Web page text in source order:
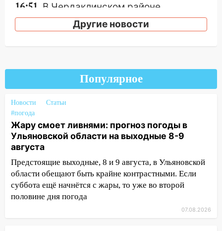
16:51
В Чердаклинском районе
ремонтируют дороги, ставят остановки
и проводят новое освещение
мусора
16:26 В Ульяновске бесплатно покажут
матч «Волги» под открытым небом
16:12
разработают отечественный прибор для
цифровой ПЦР
15:47
Ульяновцы могут вернуть деньги
за абонементы закрывшегося фитнес-
клуба «Рекорд-Fitness»
15:34 После вмешательства
Другие новости
Популярное
Новости
Статьи
#погода
Жару смоет ливнями: прогноз погоды в
Ульяновской области на выходные 8-9
августа
Предстоящие выходные, 8 и 9 августа, в Ульяновской
области обещают быть крайне контрастными. Если
суббота ещё начнётся с жары, то уже во второй
половине дня погода
07.08.2026